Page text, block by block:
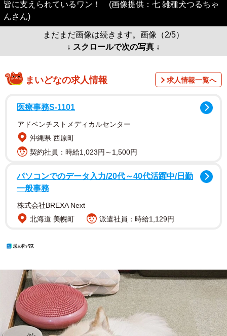
皆に支えられているワン！ (画像提供：七 雑種犬つるちゃ
んさん)
まだまだ画像は続きます。画像（2/5）
↓ スクロールで次の写真 ↓
まいどなの求人情報 求人情報一覧へ
医療事務S-1101
アドベンチストメディカルセンター
沖縄県 西原町
契約社員：時給1,023円～1,500円
パソコンでのデータ入力/20代～40代活躍中/日勤
一般事務
株式会社BREXA Next
北海道 美幌町
派遣社員：時給1,129円